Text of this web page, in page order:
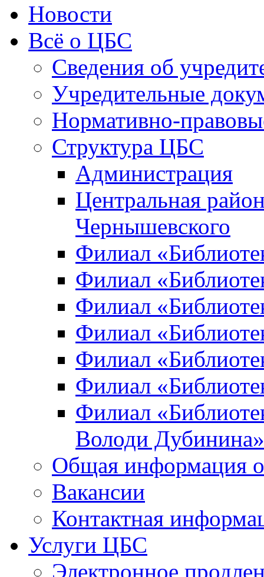
Новости
Всё о ЦБС
Сведения об
Учредительные
Нормативно-
Структура ЦБС
Администрация
Центральная
Чернышевского
Филиал
Филиал
Филиал
Филиал
Филиал
Филиал
Филиал
Володи Дубинина»
Общая информация
Вакансии
Контактная
Услуги ЦБС
Электронное